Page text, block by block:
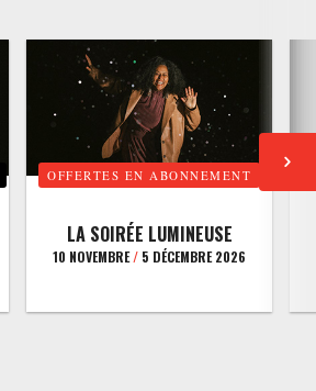
OFFERTES EN ABONNEMENT
LA SOIRÉE LUMINEUSE
10 NOVEMBRE/ 5 DÉCEMBRE 2026